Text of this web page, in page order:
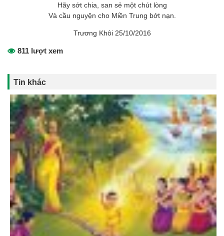
Hãy sớt chia, san sẻ một chút lòng
Và cầu nguyện cho Miền Trung bớt nạn.
Trương Khôi 25/10/2016
811 lượt xem
Tin khác